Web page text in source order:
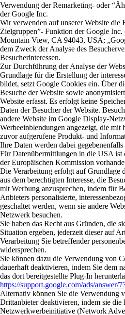
Verwendung der Remarketing- oder
der Google Inc.
Wir verwenden auf unserer Website die
Zielgruppen”- Funktion der Google
Mountain View, CA 94043, USA;
dem Zweck der Analyse des
Besucherinteressen.
Zur Durchführung der Analyse der
Grundlage für die Erstellung der
bildet, setzt Google Cookies ein. Über
Besuche der Website sowie
Website erfasst. Es erfolgt keine
Daten der Besucher der Website.
andere Website im Google Display-
Werbeeinblendungen angezeigt, die mit
zuvor aufgerufene Produkt- und
Ihre Daten werden dabei
Für Datenübermittlungen in die USA ist
der Europäischen Kommission
Die Verarbeitung erfolgt auf
aus dem berechtigten Interesse, die
mit Werbung anzusprechen, indem für
Anbieters personalisierte,
geschaltet werden, wenn sie andere
Netzwerk besuchen.
Sie haben das Recht aus Gründen, die
Situation ergeben, jederzeit dieser auf
Verarbeitung Sie betreffender
widersprechen.
Sie können dazu die Verwendung von
dauerhaft deaktivieren, indem Sie dem
das dort bereitgestellte Plug-In
https://support.google.com/ads/answer/
Alternativ können Sie die Verwendung
Drittanbieter deaktivieren, indem sie die
Netzwerkwerbeinitiative (Network